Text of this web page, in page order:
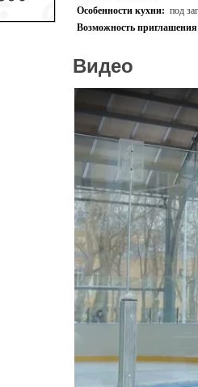
За два года
турниры, новогодние
нормативов ГТО и другие.
Особенности кухни: под
Возможность приглашения
Видео